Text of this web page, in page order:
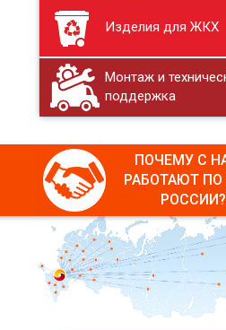
Изделия для ЖКХ
Монтаж и
поддержка
ПОЧЕМУ С
РАБОТАЮТ ПО
РОССИИ?